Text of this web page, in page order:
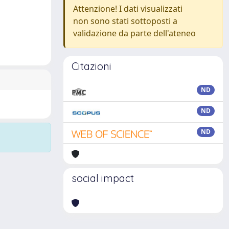
Attenzione! I dati visualizzati
non sono stati sottoposti a
validazione da parte dell'ateneo
Citazioni
ND
ND
ND
social impact